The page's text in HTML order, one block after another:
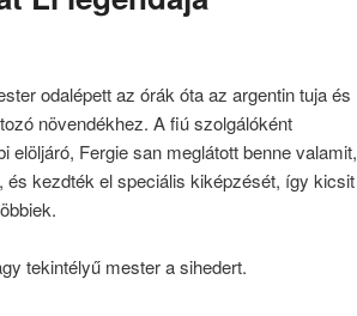
odalépett az órák óta az argentin tuja és
növendékhez. A fiú szolgálóként
Fergie san meglátott benne valamit,
kezdték el speciális kiképzését, így kicsit
tekintélyű mester a sihedert.